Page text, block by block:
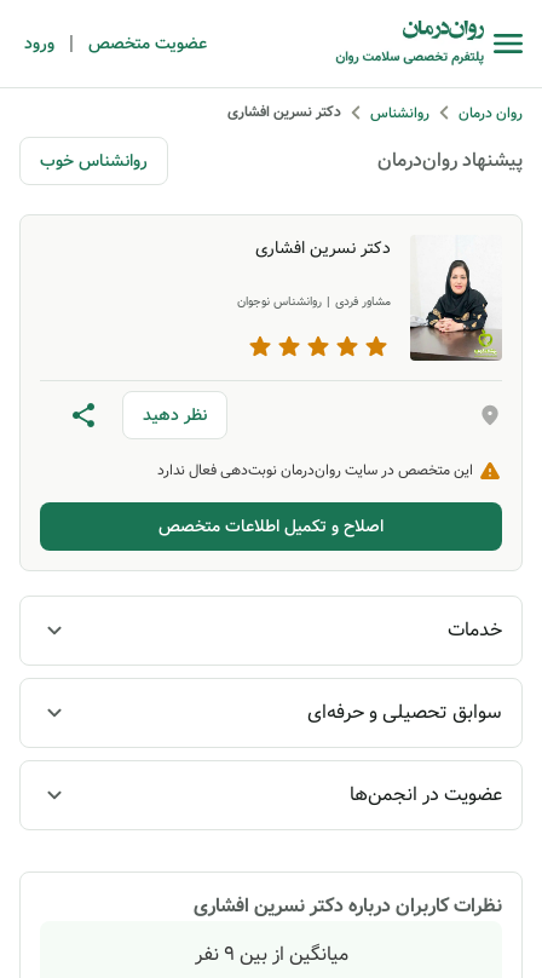
عضویت متخصص | ورود
روان درمان روانشناس دکتر نسرین افشاری
پیشنهاد روان‌درمان روانشناس خوب
دکتر نسرین افشاری
مشاور فردی | روانشناس نوجوان
نظر دهید
این متخصص در سایت روان‌درمان نوبت‌دهی فعال ندارد
اصلاح و تکمیل اطلاعات متخصص
خدمات
سوابق تحصیلی و حرفه‌ای
عضویت در انجمن‌ها
نظرات کاربران دربارهدکتر نسرین افشاری
میانگین از بین 9 نفر